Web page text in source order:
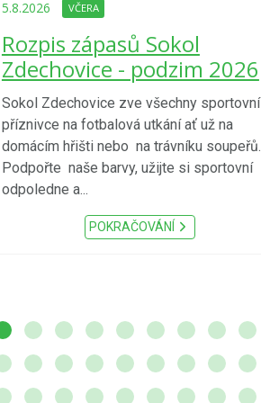
5.8.2026 VČERA
Rozpis zápasů Sokol
Zdechovice - podzim 2026
Sokol Zdechovice zve všechny sportovní
příznivce na fotbalová utkání ať už na
domácím hřišti nebo na trávníku soupeřů.
Podpořte naše barvy, užijte si sportovní
odpoledne a...
POKRAČOVÁNÍ